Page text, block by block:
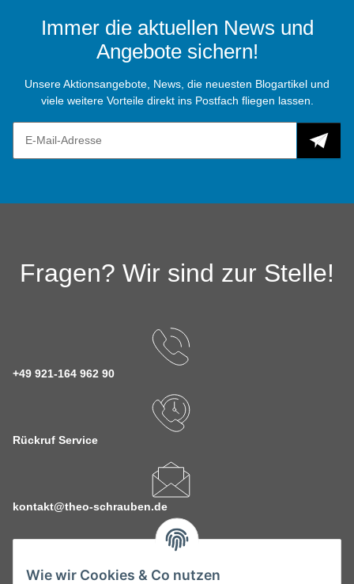
Wie wir Cookies & Co nutzen
Immer die aktuellen News und
Angebote sichern!
Unsere Aktionsangebote, News, die neuesten Blogartikel und
viele weitere Vorteile direkt ins Postfach fliegen lassen.
Fragen? Wir sind zur Stelle!
+49 921-164 962 90
Rückruf Service
kontakt@theo-schrauben.de